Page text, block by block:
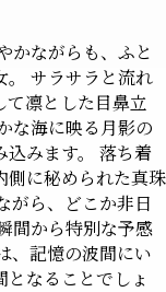
かながらも、ふと
。 サラサラと流れ
て凛とした目鼻立
な海に映る月影の
込みます。 落ち着
側に秘められた真珠
がら、どこか非日
間から特別な予感
、記憶の波間にい
なることでしょ